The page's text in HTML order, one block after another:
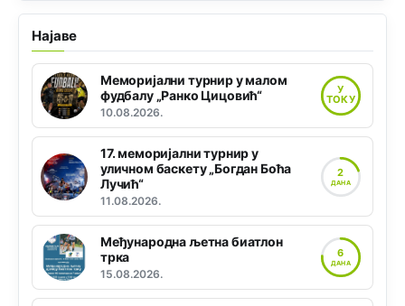
Најаве
Меморијални турнир у малом
фудбалу „Ранко Цицовић“
10.08.2026.
У
ТОКУ
17. меморијални турнир у
уличном баскету „Богдан Боћа
Лучић“
11.08.2026.
2
ДАНА
Међународна љетна биатлон
трка
15.08.2026.
6
ДАНА